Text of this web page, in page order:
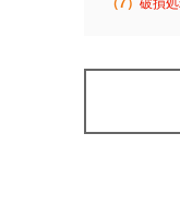
（7） 破損